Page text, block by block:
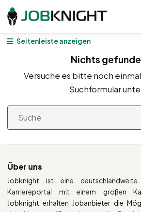
Seitenleiste anzeigen
Nichts
Versuche es bitte noch
Suchformular
Über uns
Jobknight ist eine
Karriereportal mit einem großen
Jobknight erhalten Jobanbieter die